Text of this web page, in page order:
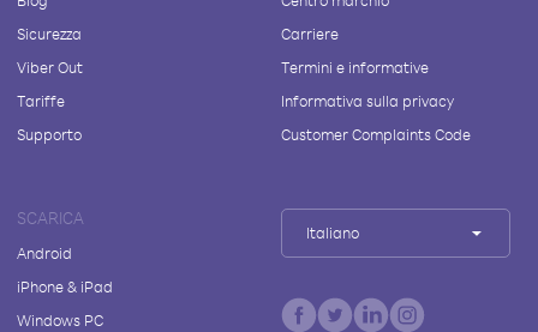
Sicurezza
Viber Out
Tariffe
Supporto
Carriere
Termini e informative
Informativa sulla privacy
Customer Complaints Code
SCARICA
Android
iPhone & iPad
Windows PC
Italiano